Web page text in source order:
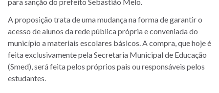
A proposição trata de uma mudança na forma de garantir o
acesso de alunos da rede pública própria e conveniada do
município a materiais escolares básicos. A compra, que hoje é
feita exclusivamente pela Secretaria Municipal de Educação
(Smed), será feita pelos próprios pais ou responsáveis pelos
estudantes.